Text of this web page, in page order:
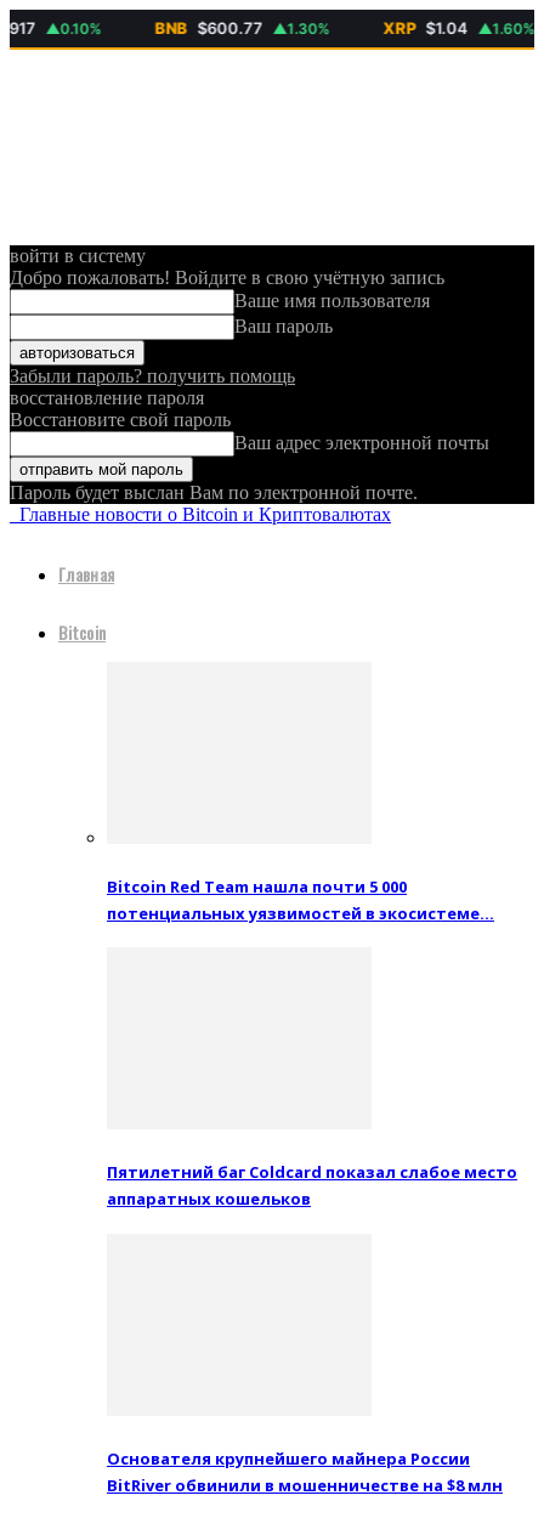
▲0.10% $600.77 ▲1.30% $1.04 ▲1.60%
войти в систему
Добро пожаловать! Войдите в свою учётную запись
Ваше имя пользователя
Ваш пароль
Забыли пароль? получить помощь
восстановление пароля
Восстановите свой пароль
Ваш адрес электронной почты
Пароль будет выслан Вам по электронной почте.
Главные новости о Bitcoin и Криптовалютах
Главная
Bitcoin
Bitcoin Red Team нашла почти 5 000
потенциальных уязвимостей в экосистеме…
Пятилетний баг Coldcard показал слабое место
аппаратных кошельков
Основателя крупнейшего майнера России
BitRiver обвинили в мошенничестве на $8 млн